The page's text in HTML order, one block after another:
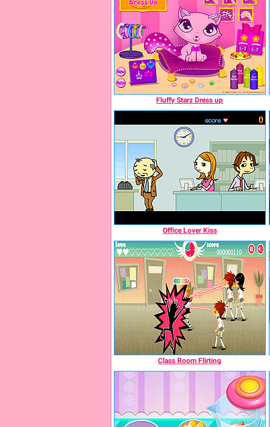
Fluffy Starz Dress up
Office Lover Kiss
Class Room Flirting